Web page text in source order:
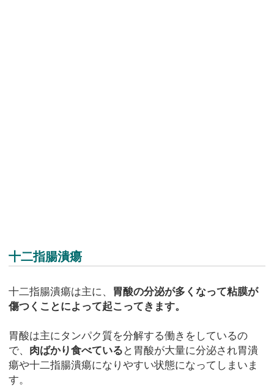
十二指腸潰瘍
十二指腸潰瘍は主に、 胃酸の分泌が多くなって粘膜が
傷つくことによって起こってきます。
胃酸は主にタンパク質を分解する働きをしているの
で、 肉ばかり食べている と胃酸が大量に分泌され胃潰
瘍や十二指腸潰瘍になりやすい状態になってしまいま
す。